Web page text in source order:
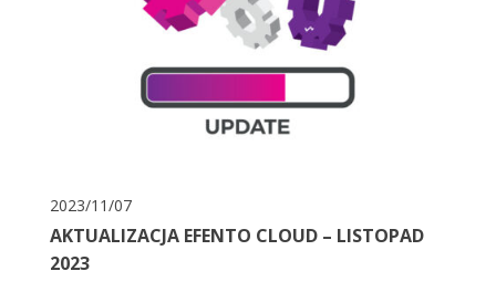
2023/11/07
AKTUALIZACJA EFENTO CLOUD – LISTOPAD
2023